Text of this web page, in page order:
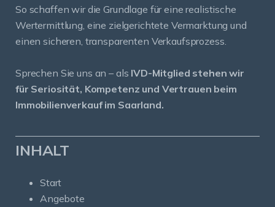
So schaffen wir die Grundlage für eine realistische
Wertermittlung, eine zielgerichtete Vermarktung und
einen sicheren, transparenten Verkaufsprozess.
Sprechen Sie uns an – als IVD-Mitglied stehen wir
für Seriosität, Kompetenz und Vertrauen beim
Immobilienverkauf im Saarland.
INHALT
Start
Angebote